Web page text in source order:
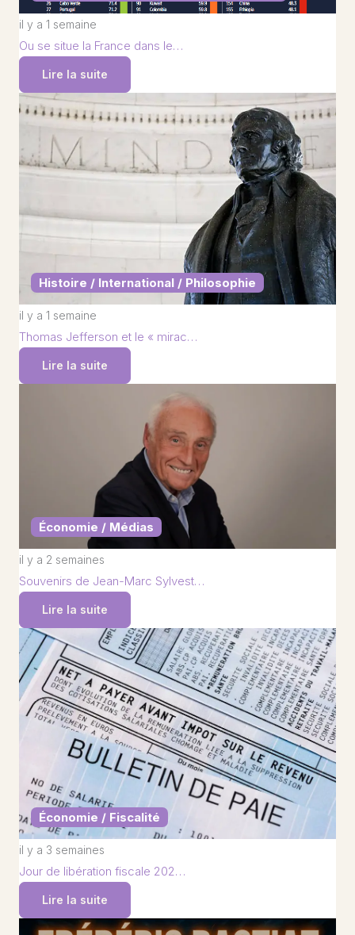
il y a 1 semaine
Ou se situe la France dans le…
Lire la suite
Histoire / International / Philosophie
il y a 1 semaine
Thomas Jefferson et le « mirac…
Lire la suite
Économie / Médias
il y a 2 semaines
Souvenirs de Jean-Marc Sylvest…
Lire la suite
Économie / Fiscalité
il y a 3 semaines
Jour de libération fiscale 202…
Lire la suite